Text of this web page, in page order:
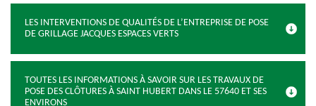
LES INTERVENTIONS DE QUALITÉS DE L’ENTREPRISE DE POSE
DE GRILLAGE JACQUES ESPACES VERTS
TOUTES LES INFORMATIONS À SAVOIR SUR LES TRAVAUX DE
POSE DES CLÔTURES À SAINT HUBERT DANS LE 57640 ET SES
ENVIRONS